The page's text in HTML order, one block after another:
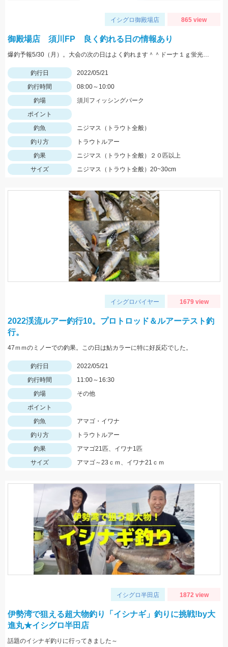
イシグロ御殿場店 865 view
御殿場店 須川FP 良く釣れる日の情報あり
爆釣予報5/30（月）。大会の次の日はよく釣れます＾＾ドーナ１ｇ蛍光ザキヤマメやミノーなどがオススメ。
釣行日
2022/05/21
釣行時間
08:00～10:00
釣場
須川フィッシングパーク
ポイント
釣魚
ニジマス（トラウト全般）
釣り方
トラウトルアー
釣果
ニジマス（トラウト全般）２０匹以上
サイズ
ニジマス（トラウト全般）20~30cm
イシグロバイヤー 1679 view
2022渓流ルアー釣行10。プロトロッド＆ルアーテスト釣
行。
47ｍｍのミノーでの釣果。この日は鮎カラーに特に好反応でした。
釣行日
2022/05/21
釣行時間
11:00～16:30
釣場
その他
ポイント
釣魚
アマゴ・イワナ
釣り方
トラウトルアー
釣果
アマゴ21匹、イワナ1匹
サイズ
アマゴ～23ｃｍ、イワナ21ｃｍ
イシグロ半田店 1872 view
伊勢湾で狙える超大物釣り「イシナギ」釣りに挑戦!by大
進丸★イシグロ半田店
話題のイシナギ釣りに行ってきました～